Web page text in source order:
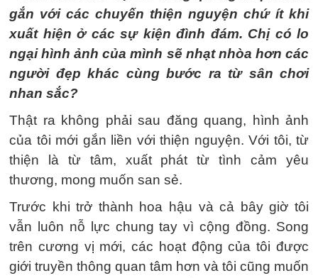
gắn với các chuyến thiện nguyện chứ ít khi
xuất hiện ở các sự kiện đình đám. Chị có lo
ngại hình ảnh của mình sẽ nhạt nhòa hơn các
người đẹp khác cùng bước ra từ sân chơi
nhan sắc?
Thật ra không phải sau đăng quang, hình ảnh
của tôi mới gắn liền với thiện nguyện. Với tôi, từ
thiện là từ tâm, xuất phát từ tình cảm yêu
thương, mong muốn san sẻ.
Trước khi trở thành hoa hậu và cả bây giờ tôi
vẫn luôn nỗ lực chung tay vì cộng đồng. Song
trên cương vị mới, các hoạt động của tôi được
giới truyền thông quan tâm hơn và tôi cũng muốn